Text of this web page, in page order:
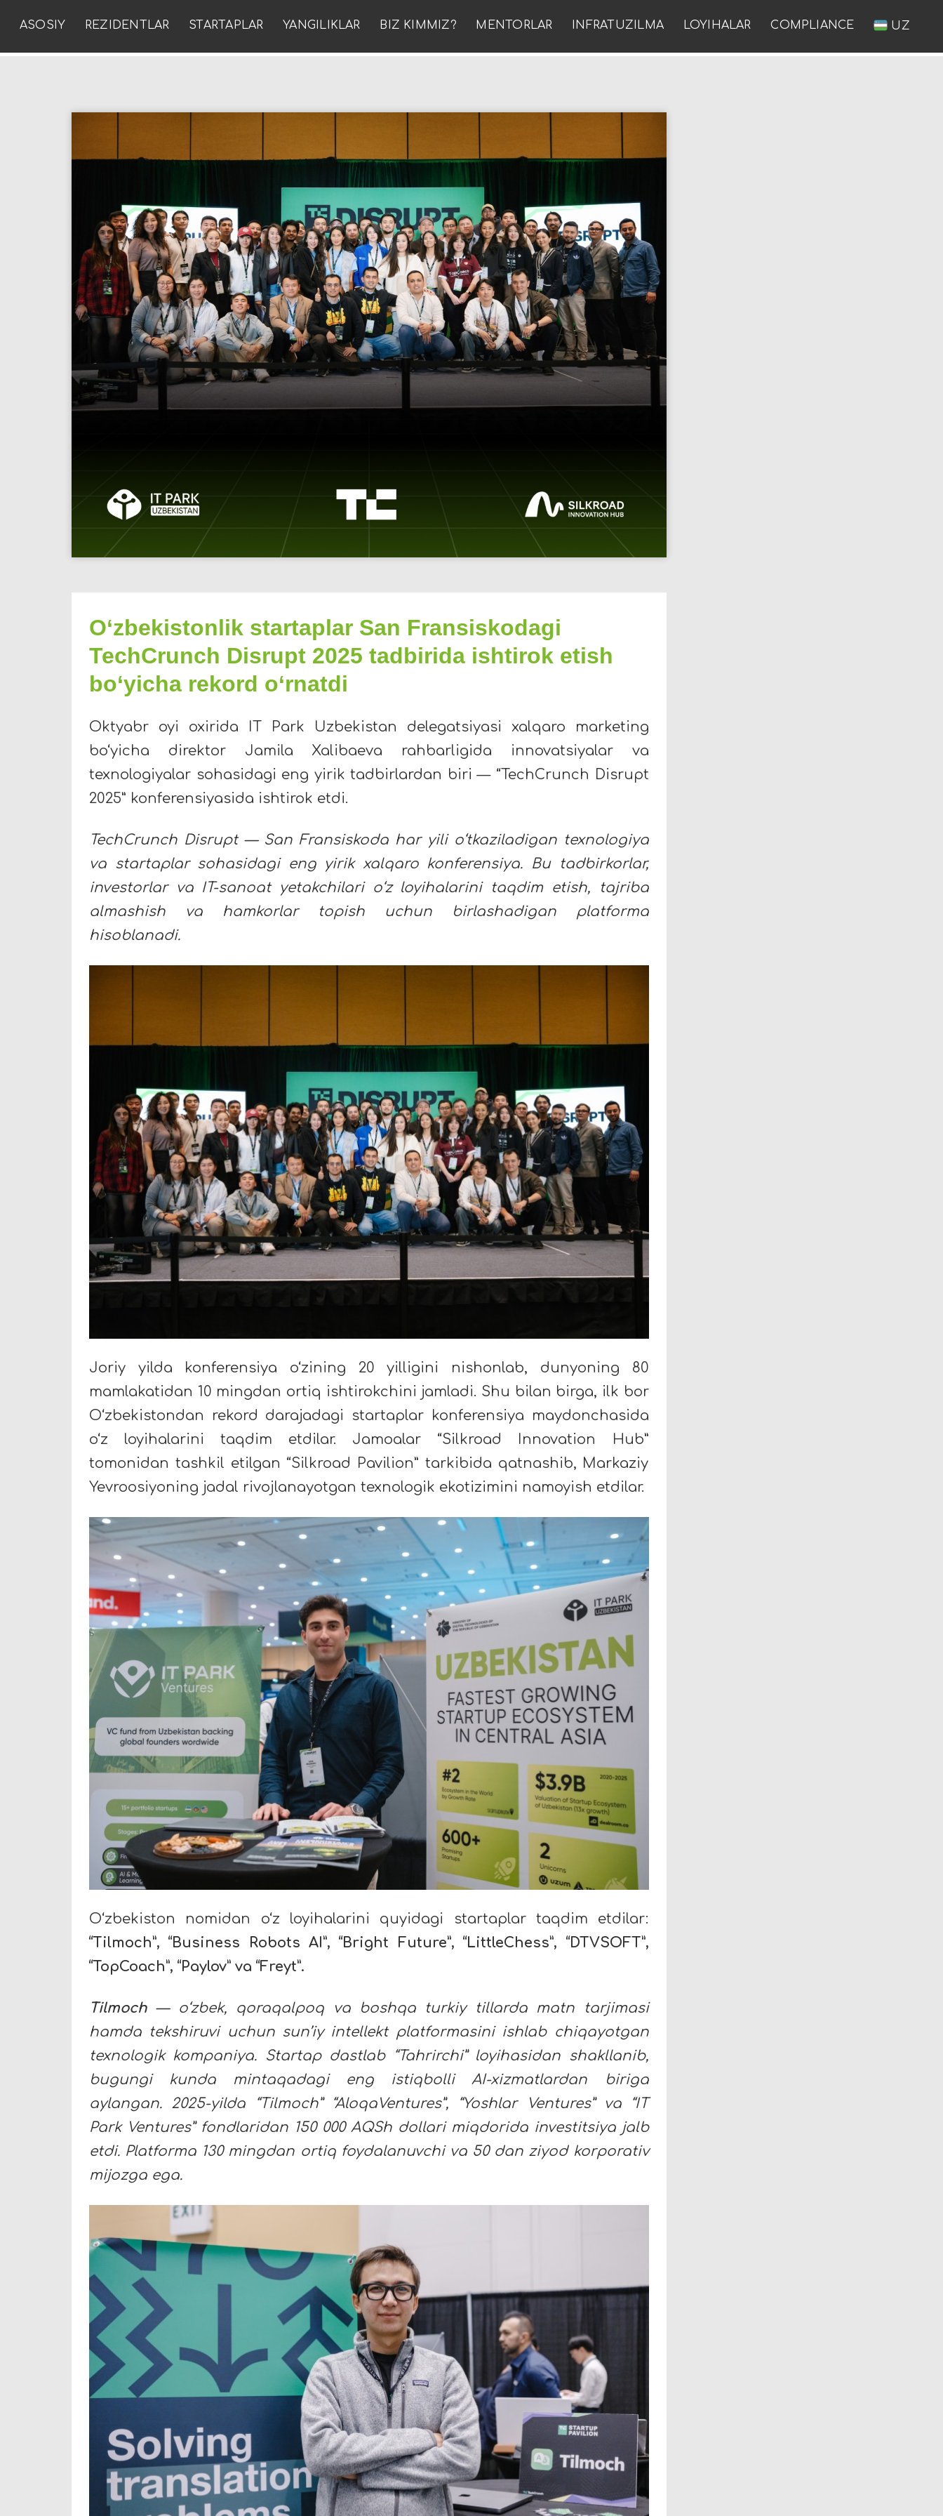
ASOSIY REZIDENTLAR STARTAPLAR YANGILIKLAR BIZ KIMMIZ? MENTORLAR INFRATUZILMA LOYIHALAR COMPLIANCE UZ
O‘zbekistonlik startaplar San Fransiskodagi
TechCrunch Disrupt 2025 tadbirida ishtirok etish
bo‘yicha rekord o‘rnatdi
Oktyabr oyi oxirida IT Park Uzbekistan delegatsiyasi xalqaro marketing
bo‘yicha direktor Jamila Xalibaeva rahbarligida innovatsiyalar va
texnologiyalar sohasidagi eng yirik tadbirlardan biri — “TechCrunch Disrupt
2025” konferensiyasida ishtirok etdi.
TechCrunch Disrupt — San Fransiskoda har yili o‘tkaziladigan texnologiya
va startaplar sohasidagi eng yirik xalqaro konferensiya. Bu tadbirkorlar,
investorlar va IT-sanoat yetakchilari o‘z loyihalarini taqdim etish, tajriba
almashish va hamkorlar topish uchun birlashadigan platforma
hisoblanadi.
Joriy yilda konferensiya o‘zining 20 yilligini nishonlab, dunyoning 80
mamlakatidan 10 mingdan ortiq ishtirokchini jamladi. Shu bilan birga, ilk bor
O‘zbekistondan rekord darajadagi startaplar konferensiya maydonchasida
o‘z loyihalarini taqdim etdilar. Jamoalar “Silkroad Innovation Hub”
tomonidan tashkil etilgan “Silkroad Pavilion” tarkibida qatnashib, Markaziy
Yevroosiyoning jadal rivojlanayotgan texnologik ekotizimini namoyish etdilar.
O‘zbekiston nomidan o‘z loyihalarini quyidagi startaplar taqdim etdilar:
“Tilmoch”, “Business Robots AI”, “Bright Future”, “LittleChess”, “DTVSOFT”,
“TopCoach”, “Paylov” va “Freyt”.
Tilmoch — o‘zbek, qoraqalpoq va boshqa turkiy tillarda matn tarjimasi
hamda tekshiruvi uchun sun’iy intellekt platformasini ishlab chiqayotgan
texnologik kompaniya. Startap dastlab “Tahrirchi” loyihasidan shakllanib,
bugungi kunda mintaqadagi eng istiqbolli AI-xizmatlardan biriga
aylangan. 2025-yilda “Tilmoch” “AloqaVentures”, “Yoshlar Ventures” va “IT
Park Ventures” fondlaridan 150 000 AQSh dollari miqdorida investitsiya jalb
etdi. Platforma 130 mingdan ortiq foydalanuvchi va 50 dan ziyod korporativ
mijozga ega.